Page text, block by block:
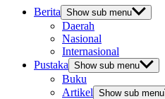
Berita Show sub menu
Daerah
Nasional
Internasional
Pustaka Show sub menu
Buku
Artikel Show sub menu